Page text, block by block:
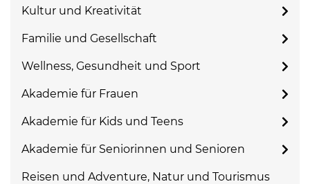
Kultur und Kreativität
Familie und Gesellschaft
Wellness, Gesundheit und Sport
Akademie für Frauen
Akademie für Kids und Teens
Akademie für Seniorinnen und Senioren
Reisen und Adventure, Natur und Tourismus